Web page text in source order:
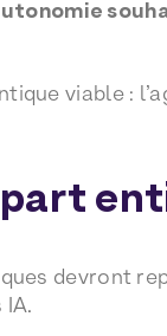
viable :
devront